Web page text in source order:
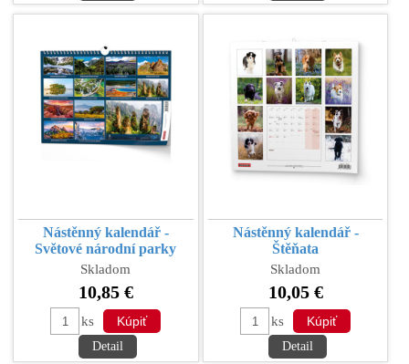
Nástěnný kalendář -
Světové národní parky
Skladom
10,85 €
ks
Detail
Nástěnný kalendář -
Štěňata
Skladom
10,05 €
ks
Detail